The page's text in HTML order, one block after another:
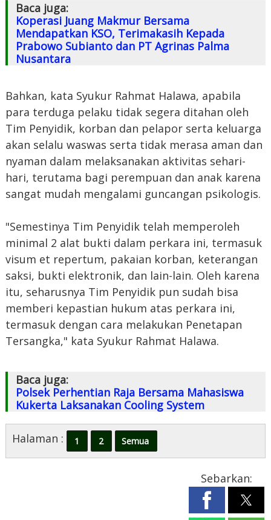
Baca juga:
Koperasi Juang Makmur Bersama
Mendapatkan KSO, Terimakasih Kepada
Prabowo Subianto dan PT Agrinas Palma
Nusantara
Bahkan, kata Syukur Rahmat Halawa, apabila
para terduga pelaku tidak segera ditahan oleh
Tim Penyidik, korban dan pelapor serta keluarga
akan selalu waswas serta tidak merasa aman dan
nyaman dalam melaksanakan aktivitas sehari-
hari, terutama bagi perempuan dan anak karena
sangat mudah mengalami guncangan psikologis.
"Semestinya Tim Penyidik telah memperoleh
minimal 2 alat bukti dalam perkara ini, termasuk
visum et repertum, pakaian korban, keterangan
saksi, bukti elektronik, dan lain-lain. Oleh karena
itu, seharusnya Tim Penyidik pun sudah bisa
memberi kepastian hukum atas perkara ini,
termasuk dengan cara melakukan Penetapan
Tersangka," kata Syukur Rahmat Halawa.
Baca juga:
Polsek Perhentian Raja Bersama Mahasiswa
Kukerta Laksanakan Cooling System
Halaman : 1 2 Semua
Sebarkan: